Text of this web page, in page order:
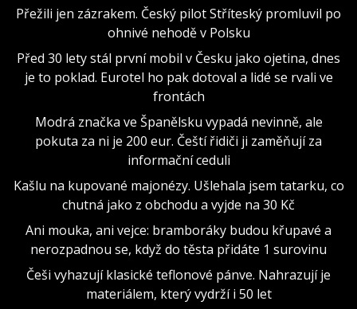
Přežili jen zázrakem. Český pilot Stříteský promluvil po
ohnivé nehodě v Polsku
Před 30 lety stál první mobil v Česku jako ojetina, dnes
je to poklad. Eurotel ho pak dotoval a lidé se rvali ve
frontách
Modrá značka ve Španělsku vypadá nevinně, ale
pokuta za ni je 200 eur. Čeští řidiči ji zaměňují za
informační ceduli
Kašlu na kupované majonézy. Ušlehala jsem tatarku, co
chutná jako z obchodu a vyjde na 30 Kč
Ani mouka, ani vejce: bramboráky budou křupavé a
nerozpadnou se, když do těsta přidáte 1 surovinu
Češi vyhazují klasické teflonové pánve. Nahrazují je
materiálem, který vydrží i 50 let